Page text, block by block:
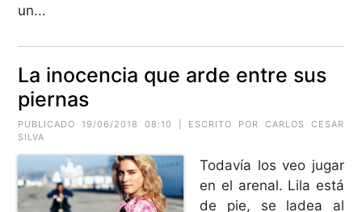
un...
La inocencia que arde entre sus
piernas
PUBLICADO 19/06/2018 08:10 | ESCRITO POR CARLOS CESAR
SILVA
Todavía los veo jugar
en el arenal. Lila está
de pie, se ladea al